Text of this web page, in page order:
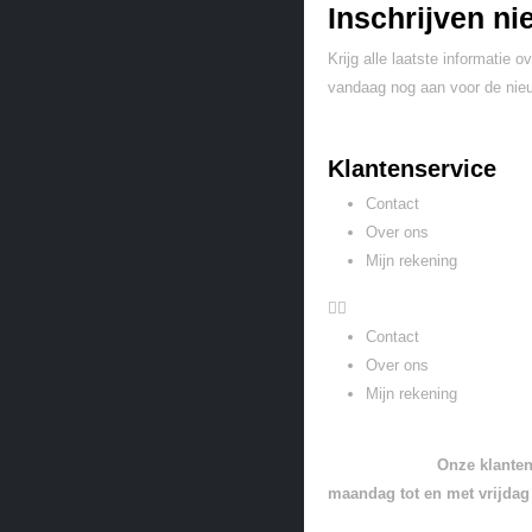
Inschrijven
Krijg alle laatste informatie
vandaag nog aan voor de
Klantenservice
Contact
Over ons
Mijn rekening
Contact
Over ons
Mijn rekening
Onze
maandag tot en met